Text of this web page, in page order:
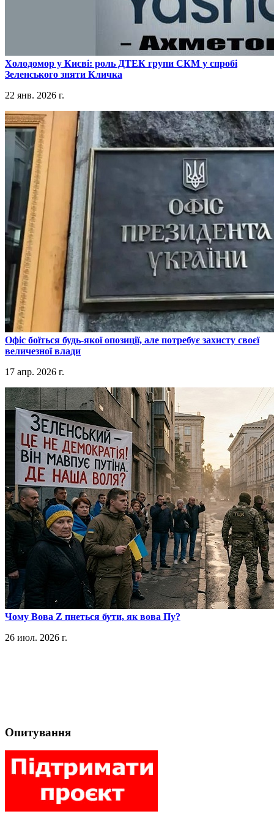
​Холодомор у Києві: роль ДТЕК групи СКМ у спробі
Зеленського зняти Кличка
22 янв. 2026 г.
​Офіс боїться будь-якої опозиції, але потребує захисту своєї
величезної влади
17 апр. 2026 г.
​Чому Вова Z пнеться бути, як вова Пу?
26 июл. 2026 г.
Опитування